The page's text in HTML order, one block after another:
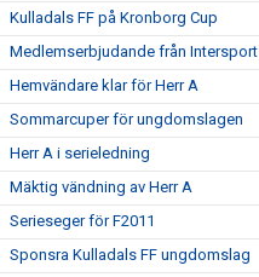
Kulladals FF på Kronborg Cup
Medlemserbjudande från Intersport
Hemvändare klar för Herr A
Sommarcuper för ungdomslagen
Herr A i serieledning
Mäktig vändning av Herr A
Serieseger för F2011
Sponsra Kulladals FF ungdomslag